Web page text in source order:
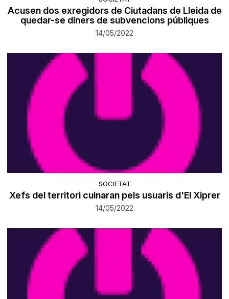
Acusen dos exregidors de Ciutadans de Lleida de
quedar-se diners de subvencions públiques
14/05/2022
SOCIETAT
Xefs del territori cuinaran pels usuaris d'El Xiprer
14/05/2022